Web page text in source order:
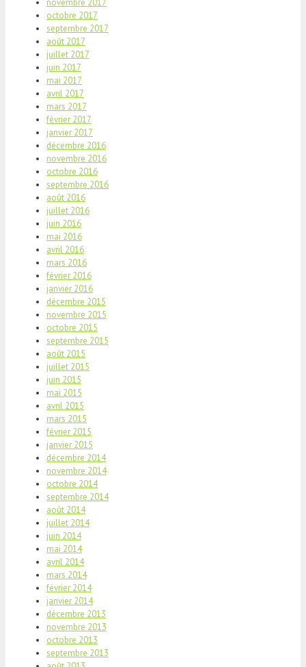
octobre 2017
septembre 2017
août 2017
juillet 2017
juin 2017
mai 2017
avril 2017
mars 2017
février 2017
janvier 2017
décembre 2016
novembre 2016
octobre 2016
septembre 2016
août 2016
juillet 2016
juin 2016
mai 2016
avril 2016
mars 2016
février 2016
janvier 2016
décembre 2015
novembre 2015
octobre 2015
septembre 2015
août 2015
juillet 2015
juin 2015
mai 2015
avril 2015
mars 2015
février 2015
janvier 2015
décembre 2014
novembre 2014
octobre 2014
septembre 2014
août 2014
juillet 2014
juin 2014
mai 2014
avril 2014
mars 2014
février 2014
janvier 2014
décembre 2013
novembre 2013
octobre 2013
septembre 2013